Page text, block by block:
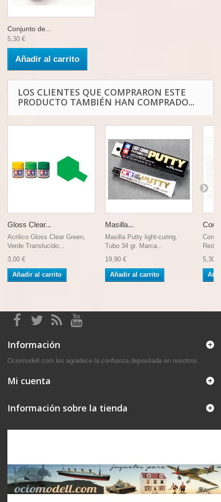
Conjunto de...
5,30 €
Añadir al carrito
LOS CLIENTES QUE COMPRARON ESTE
PRODUCTO TAMBIÉN HAN COMPRADO...
Gloss Clear...
Acrilico Gloss Clear Green,
Verde Translucido...
3,00 €
Añadir al carrito
Masilla...
Masilla Putty light-curing.
Tubo 34 gr. Marca...
19,90 €
Añadir al carrito
5,30 €
Información
Ociomodell.com les agradece la confianza depositada en nosotros.
Mi cuenta
Información sobre la tienda